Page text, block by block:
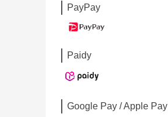
PayPay
Paidy
Google Pay / Apple Pay